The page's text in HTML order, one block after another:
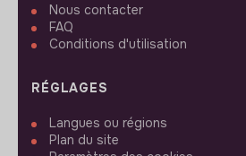
Nous contacter
FAQ
Conditions d'utilisation
RÉGLAGES
Langues ou régions
Plan du site